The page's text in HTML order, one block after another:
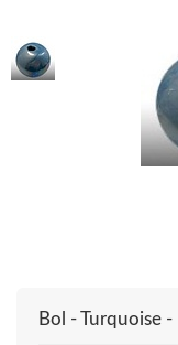
Bol - Turquoise